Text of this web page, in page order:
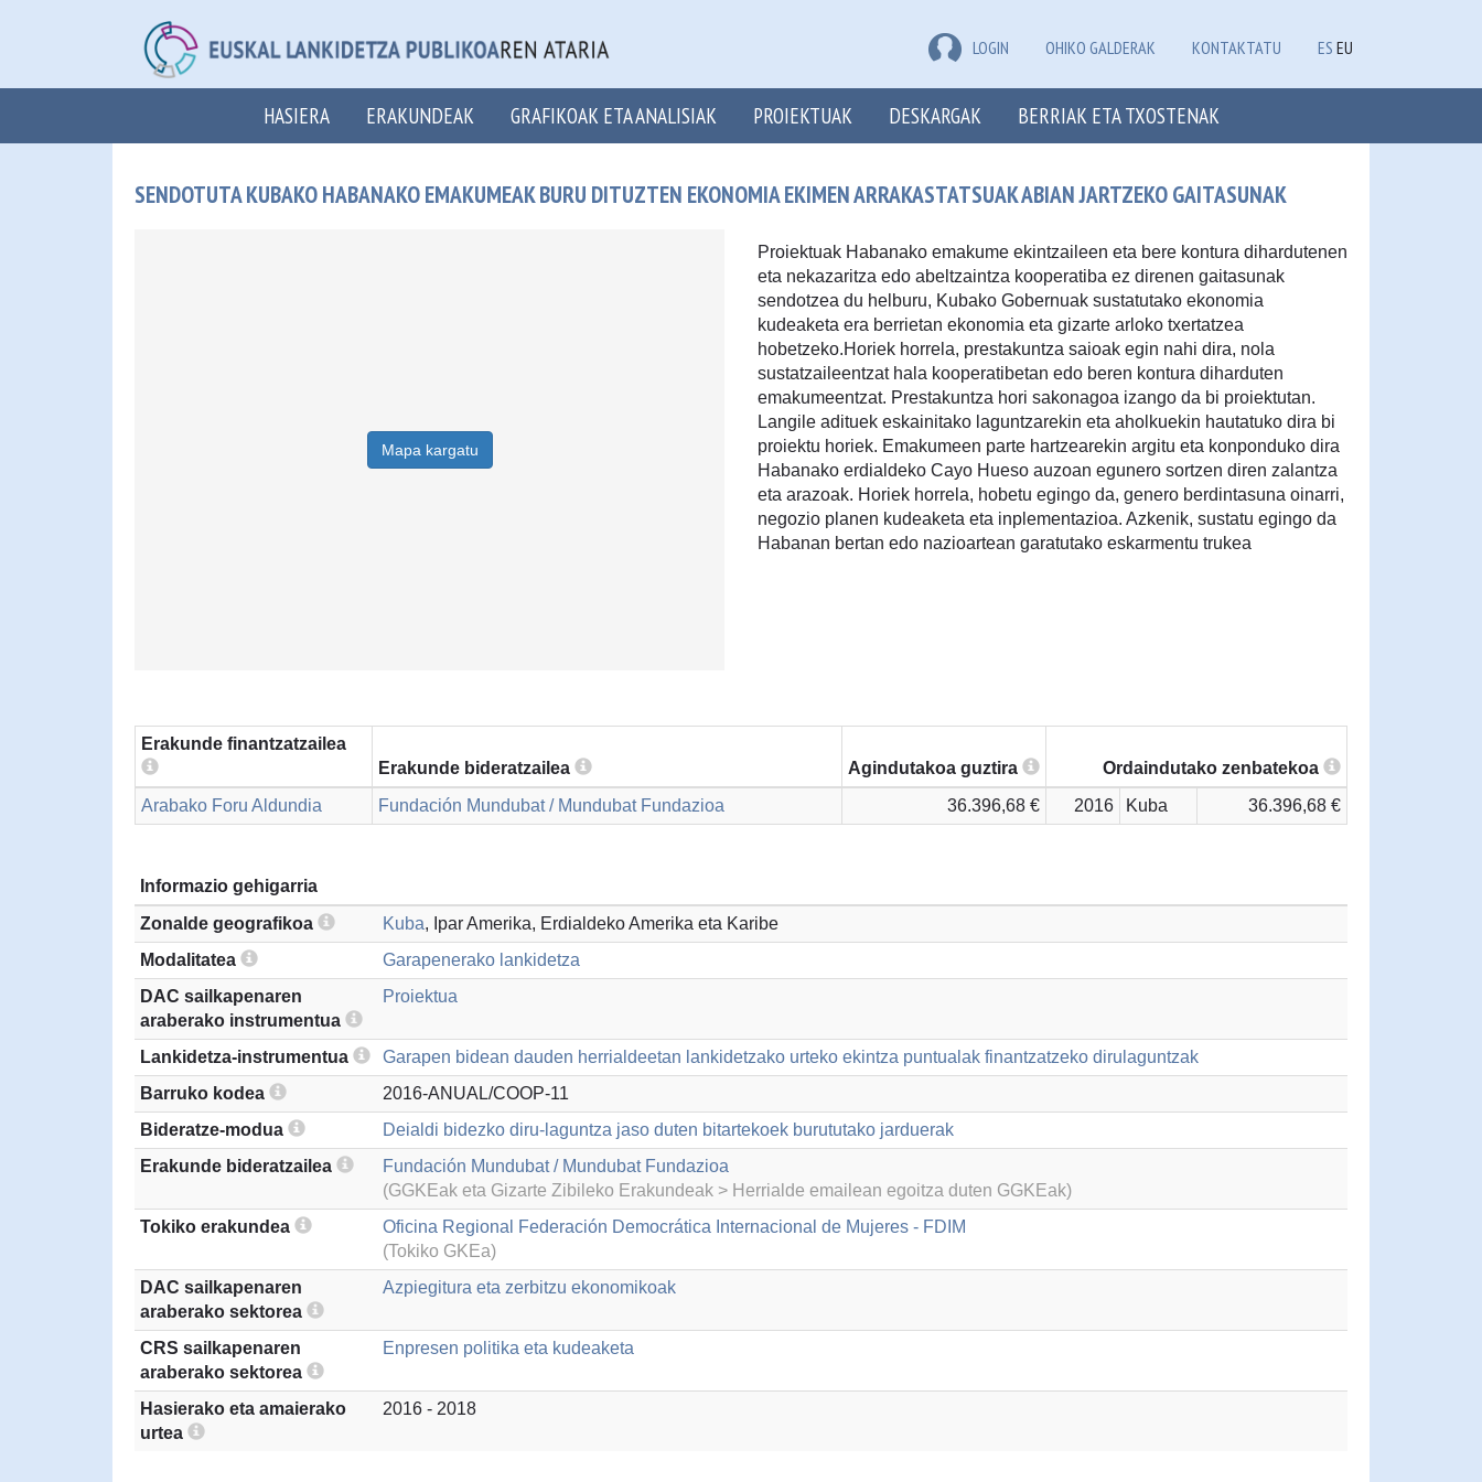
LOGIN OHIKO GALDERAK KONTAKTATU ES EU
HASIERA ERAKUNDEAK GRAFIKOAK ETA ANALISIAK PROIEKTUAK DESKARGAK BERRIAK ETA TXOSTENAK
SENDOTUTA KUBAKO HABANAKO EMAKUMEAK BURU DITUZTEN EKONOMIA EKIMEN ARRAKASTATSUAK ABIAN JARTZEKO GAITASUNAK
Mapa kargatu
Proiektuak Habanako emakume ekintzaileen eta bere kontura dihardutenen
eta nekazaritza edo abeltzaintza kooperatiba ez direnen gaitasunak
sendotzea du helburu, Kubako Gobernuak sustatutako ekonomia
kudeaketa era berrietan ekonomia eta gizarte arloko txertatzea
hobetzeko.Horiek horrela, prestakuntza saioak egin nahi dira, nola
sustatzaileentzat hala kooperatibetan edo beren kontura diharduten
emakumeentzat. Prestakuntza hori sakonagoa izango da bi proiektutan.
Langile adituek eskainitako laguntzarekin eta aholkuekin hautatuko dira bi
proiektu horiek. Emakumeen parte hartzearekin argitu eta konponduko dira
Habanako erdialdeko Cayo Hueso auzoan egunero sortzen diren zalantza
eta arazoak. Horiek horrela, hobetu egingo da, genero berdintasuna oinarri,
negozio planen kudeaketa eta inplementazioa. Azkenik, sustatu egingo da
Habanan bertan edo nazioartean garatutako eskarmentu trukea
Erakunde finantzatzailea
Erakunde bideratzailea
Agindutakoa guztira
Ordaindutako zenbatekoa
Arabako Foru Aldundia
Fundación Mundubat / Mundubat Fundazioa 36.396,68 € 2016 Kuba 36.396,68 €
Informazio gehigarria
Zonalde geografikoa
Kuba, Ipar Amerika, Erdialdeko Amerika eta Karibe
Modalitatea
Garapenerako lankidetza
DAC sailkapenaren
araberako instrumentua
Proiektua
Lankidetza-instrumentua
Garapen bidean dauden herrialdeetan lankidetzako urteko ekintza puntualak finantzatzeko dirulaguntzak
Barruko kodea
2016-ANUAL/COOP-11
Bideratze-modua
Deialdi bidezko diru-laguntza jaso duten bitartekoek burututako jarduerak
Erakunde bideratzailea
Fundación Mundubat / Mundubat Fundazioa
(GGKEak eta Gizarte Zibileko Erakundeak > Herrialde emailean egoitza duten GGKEak)
Tokiko erakundea
Oficina Regional Federación Democrática Internacional de Mujeres - FDIM
(Tokiko GKEa)
DAC sailkapenaren
araberako sektorea
Azpiegitura eta zerbitzu ekonomikoak
CRS sailkapenaren
araberako sektorea
Enpresen politika eta kudeaketa
Hasierako eta amaierako
urtea
2016 - 2018